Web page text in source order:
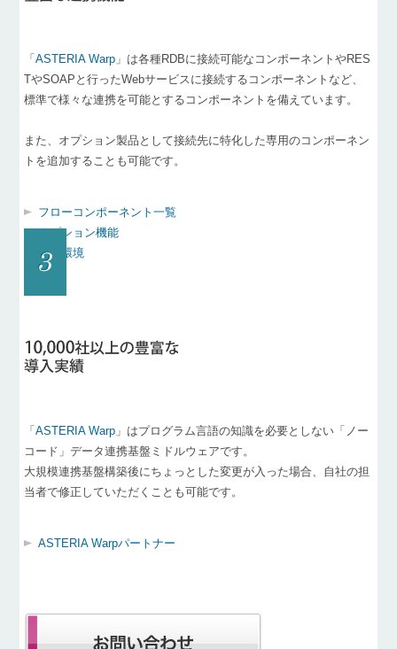
「ASTERIA Warp 」は各種RDBに接続可能なコンポーネントやRES
TやSOAPと行ったWebサービスに接続するコンポーネントなど、
標準で様々な連携を可能とするコンポーネントを備えています。
また、オプション製品として接続先に特化した専用のコンポーネン
トを追加することも可能です。
フローコンポーネント一覧
オプション機能
動作環境
「ASTERIA Warp 」はプログラム言語の知識を必要としない「ノー
コード」データ連携基盤ミドルウェアです。
大規模連携基盤構築後にちょっとした変更が入った場合、自社の担
当者で修正していただくことも可能です。
ASTERIA Warpパートナー